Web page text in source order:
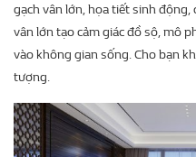
gạch vân lớn, họa tiết sinh động,
vân lớn tạo cảm giác đồ sộ, mô
vào không gian sống. Cho bạn
tượng.